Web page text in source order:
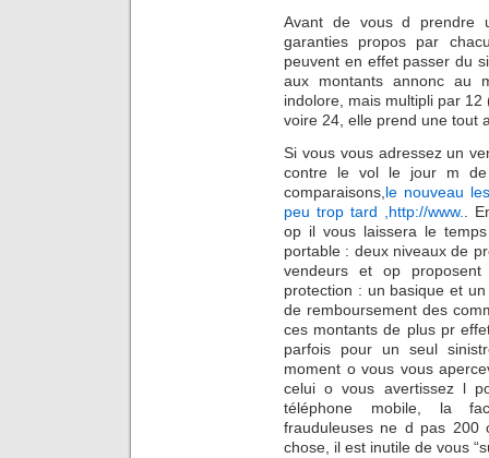
Avant de vous d prendre
garanties propos par
peuvent en effet passer du
aux montants annonc au
indolore, mais multipli par
voire 24, elle prend une tout
Si vous vous adressez un
contre le vol le jour m
comparaisons,le nouveau
peu trop tard ,http://www..
op il vous laissera le
portable : deux niveaux de
vendeurs et op
protection : un basique et
de remboursement des
ces montants de plus pr
parfois pour un seul
moment o vous vous
celui o vous avertissez l
téléphone mobile, la
frauduleuses ne d pas
chose, il est inutile de vous